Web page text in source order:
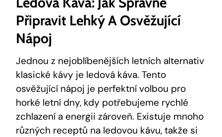
Připravit Lehký A Osvěžující
Nápoj
Jednou z nejoblíbenějších letních alternativ
klasické kávy je ledová káva. Tento
osvěžující nápoj je perfektní volbou pro
horké letní dny, kdy potřebujeme rychlé
zchlazení a energii zároveň. Existuje mnoho
různých receptů na ledovou kávu, takže si